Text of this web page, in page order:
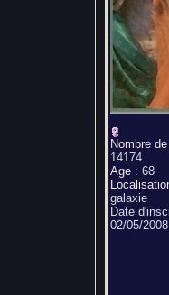
Nombre
14174
Age: 68
galaxie
Date
02/05/2008